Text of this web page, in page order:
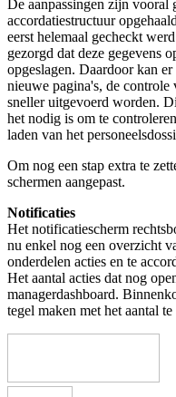
De aanpassingen zijn vooral
accordatiestructuur
eerst helemaal gecheckt
gezorgd dat deze gegevens
opgeslagen. Daardoor kan
nieuwe pagina's, de
sneller uitgevoerd worden.
het nodig is om te
laden van het
Om nog een stap extra te
schermen aangepast.
Notificaties
Het notificatiescherm
nu enkel nog een overzicht
onderdelen acties en te
Het aantal acties dat nog
managerdashboard.
tegel maken met het aantal